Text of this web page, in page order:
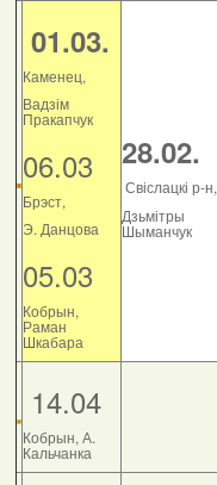
01.03.
Каменец,
Вадзім
Пракапчук
06.03
Брэст,
Э. Данцова
05.03
Кобрын,
Раман
Шкабара
28.02.
Свіслацкі р-н,
Дзьмітры
Шыманчук
14.04
Кобрын, А.
Кальчанка